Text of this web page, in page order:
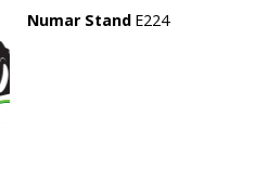
Numar Stand E224